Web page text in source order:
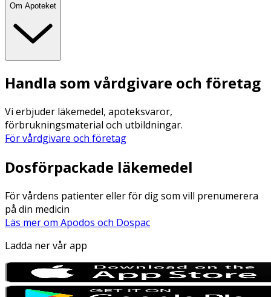
Om Apoteket
Handla som vårdgivare och företag
Vi erbjuder läkemedel, apoteksvaror,
förbrukningsmaterial och utbildningar.
För vårdgivare och företag
Dosförpackade läkemedel
För vårdens patienter eller för dig som vill prenumerera
på din medicin
Läs mer om Apodos och Dospac
Ladda ner vår app